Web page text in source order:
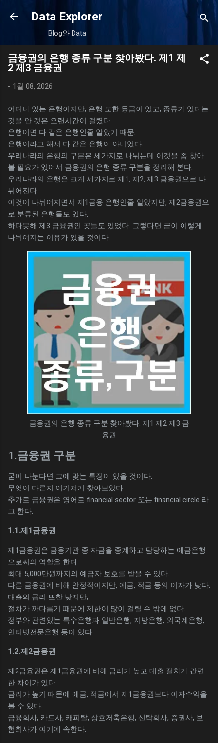
기본 콘텐츠로 건너뛰기
Data Explorer
Blog와 Data
금융권의 은행 종류 구분 찾아봤다. 제1 제
2 제3 금융권
- 1월 08, 2026
어디나 있는 은행이지만, 은행 또한 등급이 있고, 종류가 있다는
것을 안 것은 오랜시간이 걸렸다.
은행이면 다 같은 은행인줄 알았기 때문.
은행이라고 해서 다 같은 은행이 아니었다.
우리나라의 은행의 구분은 세가지로 나뉘는데 이것을 좀 찾아
볼 필요가 있어서 금융권의 은행 종류 구분을 정리해 본다.
우리나라의 은행은 크게 세가지로 제1, 제2, 제3 금융권으로 나
뉘어진다.
이것이 나뉘어지면서 제1금융 은행인줄 알았지만, 제2금융권으
로 분류된 은행들도 있다.
하다못해 제3 금융권인 곳들도 있었다. 그렇다면 굳이 이렇게
나뉘어지는 이유가 있을 것이다.
금융권의 은행 종류 구분 찾아봤다. 제1 제2 제3 금
융권
1.금융권 구분
굳이 나눈다면 그에 맞는 특징이 있을 것이다.
무엇이 다른지 여기저기 찾아보았다.
추가로 금융권은 영어로 financial sector 또는 financial circle 라
고 한다.
1.1.제1금융권
제1금융권은 금융기관 중 자금을 중계하고 담당하는 예금은행
으로써의 역할을 한다.
최대 5,000만원까지의 예금자 보호를 받을 수 있다.
다른 금융권에 비해 안정적이지만, 예금, 적금 등의 이자가 낮다.
대출의 금리 또한 낮지만,
절차가 까다롭기 때문에 제한이 많이 걸릴 수 밖에 없다.
정부와 관련있는 특수은행과 일반은행, 지방은행, 외국계은행,
인터넷전문은행 등이 있다.
1.2.제2금융권
제2금융권은 제1금융권에 비해 금리가 높고 대출 절차가 간편
한 차이가 있다.
금리가 높기 때문에 예금, 적금에서 제1금융권보다 이자수익을
볼 수 있다.
금융회사, 카드사, 캐피탈, 상호저축은행, 신탁회사, 증권사, 보
험회사가 여기에 속한다.